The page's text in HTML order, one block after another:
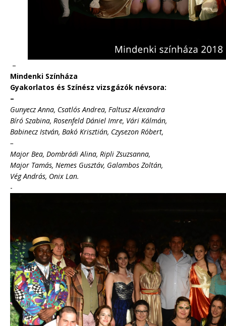
–
Mindenki Színháza
Gyakorlatos és Színész vizsgázók névsora:
–
Gunyecz Anna, Csatlós Andrea, Faltusz Alexandra
Bíró Szabina, Rosenfeld Dániel Imre, Vári Kálmán,
Babinecz István, Bakó Krisztián, Czysezon Róbert,
–
Major Bea, Dombrádi Alina, Ripli Zsuzsanna,
Major Tamás, Nemes Gusztáv, Galambos Zoltán,
Vég András, Onix Lan.
-